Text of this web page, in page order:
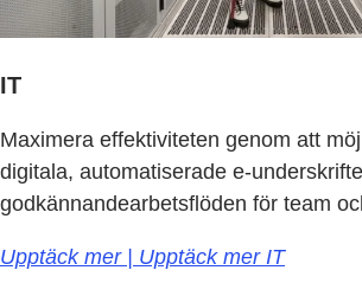
IT
Maximera effektiviteten genom att
digitala, automatiserade e-
godkännandearbetsflöden för team
Upptäck mer | Upptäck mer IT